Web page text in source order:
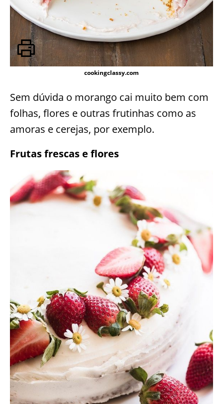
cookingclassy.com
Sem dúvida o morango cai muito bem com
folhas, flores e outras frutinhas como as
amoras e cerejas, por exemplo.
Frutas frescas e flores